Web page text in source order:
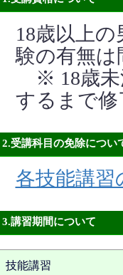
18歳以上
験の有無は
※ 18歳未
するまで
2.受講科目の免除につい
各技能講
3.講習期間について
技能講習